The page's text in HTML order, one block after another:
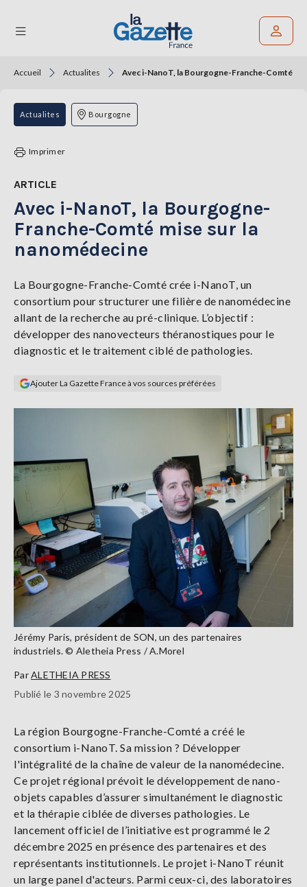
THÉMATIQUES
RÉGIONS
TENDANCES
SERVICES
LA
Se
connecter
Accueil Actualites Avec i-NanoT, la Bourgogne-Franche-Comté
Actualites Bourgogne
Imprimer
ARTICLE
Avec i-NanoT, la Bourgogne-
Franche-Comté mise sur la
nanomédecine
La Bourgogne-Franche-Comté crée i-NanoT, un
consortium pour structurer une filière de nanomédecine
allant de la recherche au pré-clinique. L’objectif :
développer des nanovecteurs théranostiques pour le
diagnostic et le traitement ciblé de pathologies.
Ajouter La Gazette France à vos sources préférées
Jérémy Paris, président de SON, un des partenaires
industriels. © Aletheia Press / A.Morel
ParALETHEIA PRESS
Publié le 3 novembre 2025
La région Bourgogne-Franche-Comté a créé le
consortium i-NanoT. Sa mission ? Développer
l'intégralité de la chaîne de valeur de la nanomédecine.
Ce projet régional prévoit le développement de nano-
objets capables d’assurer simultanément le diagnostic
et la thérapie ciblée de diverses pathologies. Le
lancement officiel de l’initiative est programmé le 2
décembre 2025 en présence des partenaires et des
représentants institutionnels. Le projet i-NanoT réunit
un large panel d'acteurs. Parmi ceux-ci, des laboratoires